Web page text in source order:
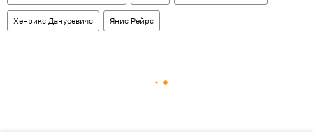
Хенрикс Данусевичс Янис Рейрс